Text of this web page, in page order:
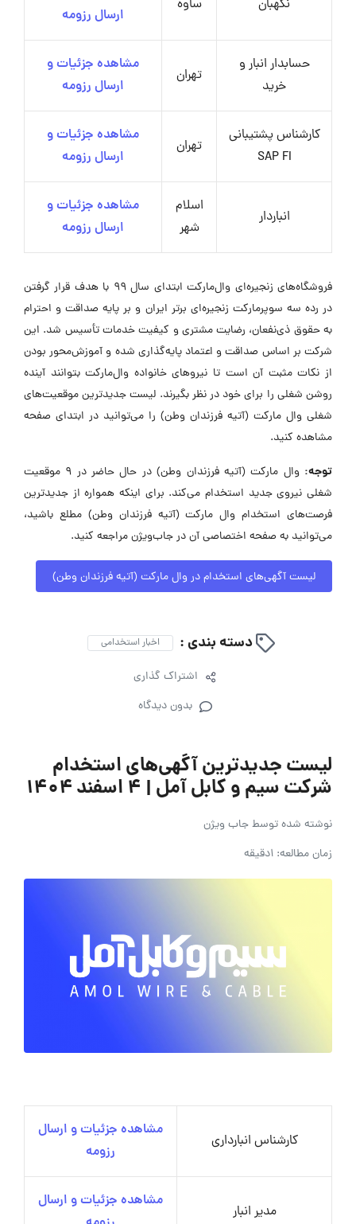
نگهبان ساوه
ارسال رزومه
حسابدار انبار و
خرید
تهران
مشاهده جزئیات و
ارسال رزومه
کارشناس پشتیبانی
SAP FI
تهران
مشاهده جزئیات و
ارسال رزومه
انباردار
اسلام
شهر
مشاهده جزئیات و
ارسال رزومه
فروشگاه‌های زنجیره‌ای وال‌مارکت ابتدای سال ۹۹ با هدف قرار گرفتن
در رده سه سوپرمارکت زنجیره‌ای برتر ایران و بر پایه صداقت و احترام
به حقوق ذی‌نفعان، رضایت مشتری و کیفیت خدمات تأسیس شد. این
شرکت بر اساس صداقت و اعتماد پایه‌گذاری شده و آموزش‌محور بودن
از نکات مثبت آن است تا نیروهای خانواده وال‌مارکت بتوانند آینده
روشن شغلی را برای خود در نظر بگیرند. لیست جدیدترین موقعیت‌های
شغلی وال مارکت (آتیه فرزندان وطن) را می‌توانید در ابتدای صفحه
مشاهده کنید.
توجه:
وال مارکت (آتیه فرزندان وطن) در حال حاضر در ۹ موقعیت
شغلی نیروی جدید استخدام می‌کند. برای اینکه همواره از جدیدترین
فرصت‌های استخدام وال مارکت (آتیه فرزندان وطن) مطلع باشید،
می‌توانید به صفحه اختصاصی آن در جاب‌ویژن مراجعه کنید.
لیست آگهی‌های استخدام در وال مارکت (آتیه فرزندان وطن)
دسته بندی : اخبار استخدامی
اشتراک گذاری
بدون دیدگاه
لیست جدیدترین آگهی‌های استخدام
شرکت سیم و کابل آمل | ۴ اسفند ۱۴۰۴
نوشته شده توسطجاب ویژن
زمان مطالعه: 1دقیقه
کارشناس انبارداری
مشاهده جزئیات و ارسال
رزومه
مدیر انبار
مشاهده جزئیات و ارسال